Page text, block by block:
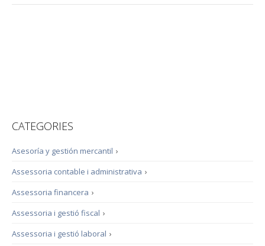
CATEGORIES
›
Asesoría y gestión mercantil
›
Assessoria contable i administrativa
›
Assessoria financera
›
Assessoria i gestió fiscal
›
Assessoria i gestió laboral